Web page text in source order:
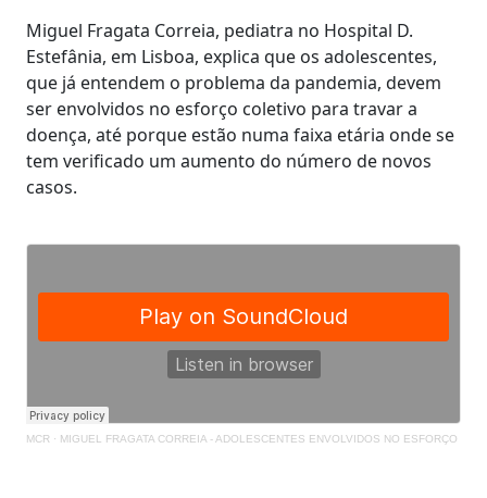
Miguel Fragata Correia, pediatra no Hospital D.
Estefânia, em Lisboa, explica que os adolescentes,
que já entendem o problema da pandemia, devem
ser envolvidos no esforço coletivo para travar a
doença, até porque estão numa faixa etária onde se
tem verificado um aumento do número de novos
casos.
MCR · MIGUEL FRAGATA CORREIA - ADOLESCENTES ENVOLVIDOS NO ESFORÇO